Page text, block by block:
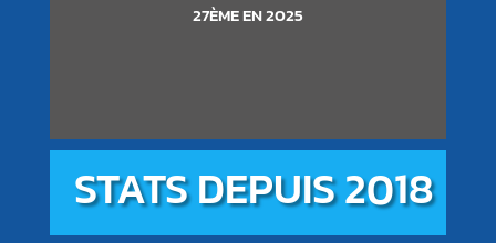
27ÈME EN 2025
STATS DEPUIS 2018